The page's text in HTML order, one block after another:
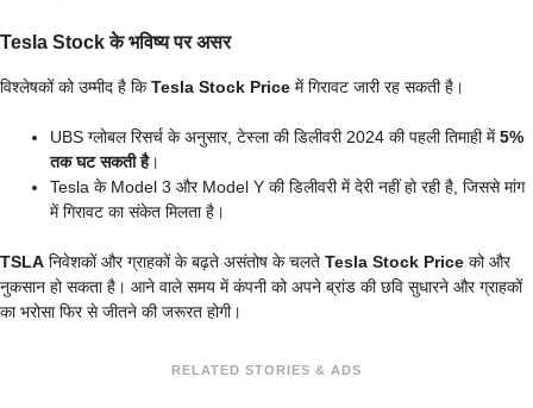
Tesla Stock के भविष्य पर असर
विश्लेषकों को उम्मीद है किTesla Stock Price में गिरावट जारी रह सकती है।
UBS ग्लोबल रिसर्च के अनुसार, टेस्ला की डिलीवरी 2024 की पहली तिमाही में5%
तक घट सकती है।
Tesla के Model 3 और Model Y की डिलीवरी में देरी नहीं हो रही है, जिससे मांग
में गिरावट का संकेत मिलता है।
TSLA निवेशकों और ग्राहकों के बढ़ते असंतोष के चलते Tesla Stock Price को और
नुकसान हो सकता है। आने वाले समय में कंपनी को अपने ब्रांड की छवि सुधारने और ग्राहकों
का भरोसा फिर से जीतने की जरूरत होगी।
RELATED STORIES & ADS